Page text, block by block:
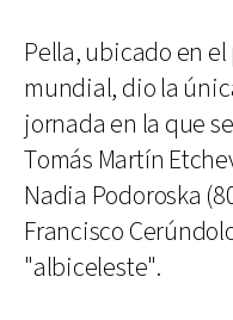
Pella, ubicado en
mundial, dio la
jornada en la que
Tomás Martín
Nadia Podoroska
Francisco
"albiceleste".